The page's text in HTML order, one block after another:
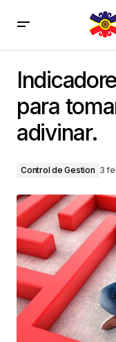
adivinar.
para
adivinar.
Control de Gestion 3